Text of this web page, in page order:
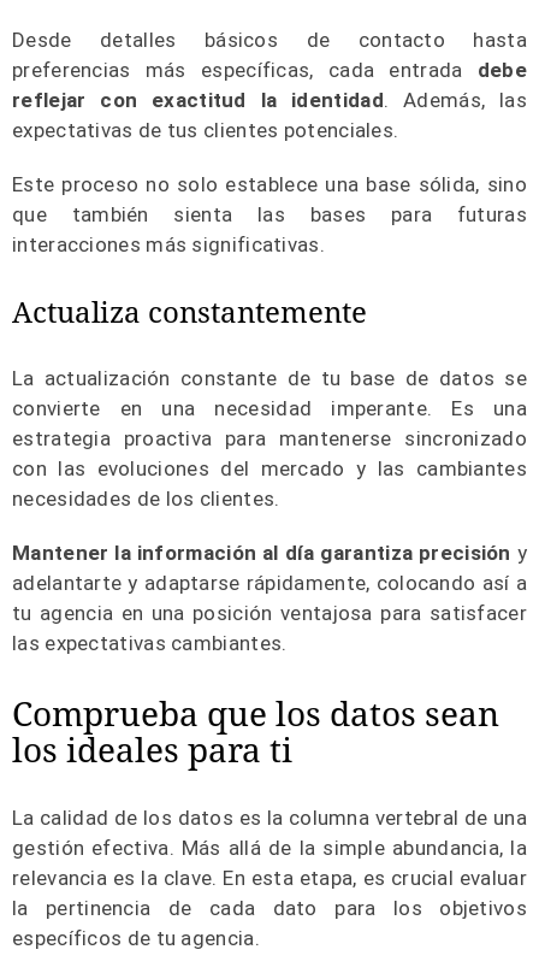
Desde detalles básicos de contacto hasta
preferencias más específicas, cada entrada debe
reflejar con exactitud la identidad. Además, las
expectativas de tus clientes potenciales.
Este proceso no solo establece una base sólida, sino
que también sienta las bases para futuras
interacciones más significativas.
Actualiza constantemente
La actualización constante de tu base de datos se
convierte en una necesidad imperante. Es una
estrategia proactiva para mantenerse sincronizado
con las evoluciones del mercado y las cambiantes
necesidades de los clientes.
Mantener la información al día garantiza precisión y
adelantarte y adaptarse rápidamente, colocando así a
tu agencia en una posición ventajosa para satisfacer
las expectativas cambiantes.
Comprueba que los datos sean
los ideales para ti
La calidad de los datos es la columna vertebral de una
gestión efectiva. Más allá de la simple abundancia, la
relevancia es la clave. En esta etapa, es crucial evaluar
la pertinencia de cada dato para los objetivos
específicos de tu agencia.